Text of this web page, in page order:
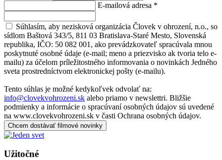
E-mailová adresa *
Súhlasím, aby nezisková organizácia Človek v ohrození, n.o., so
sídlom Baštová 343/5, 811 03 Bratislava-Staré Mesto, Slovenská
republika, IČO: 50 082 001, ako prevádzkovateľ spracúvala mnou
poskytnuté osobné údaje (e-mail; meno a priezvisko ak tvoria telo e-
mailu) za účelom príležitostného informovania o novinkách Jedného
sveta prostredníctvom elektronickej pošty (e-mailu).
Tento súhlas je možné kedykoľvek odvolať na:
info@clovekvohrozeni.sk alebo priamo v newslettri. Bližšie
podmienky a informácie o spracúvaní osobných údajov sú uvedené
na www.clovekvohrozeni.sk v časti Ochrana osobných údajov.
Chcem dostávať filmové novinky
Užitočné